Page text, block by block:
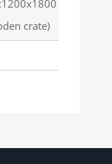
crate)